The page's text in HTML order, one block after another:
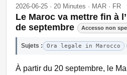
2026-06-25 · 20 Minutes · MAR · FR
Le Maroc va mettre fin à
de septembre
Accesso non
Sujets : Ora legale in Marocco
À partir du 20 septembre, le